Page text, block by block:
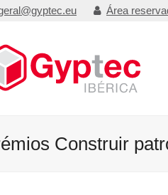
Área
Construir